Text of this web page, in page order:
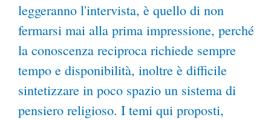
leggeranno l'intervista, è quello di non
fermarsi mai alla prima impressione, perché
la conoscenza reciproca richiede sempre
tempo e disponibilità, inoltre è difficile
sintetizzare in poco spazio un sistema di
pensiero religioso. I temi qui proposti,